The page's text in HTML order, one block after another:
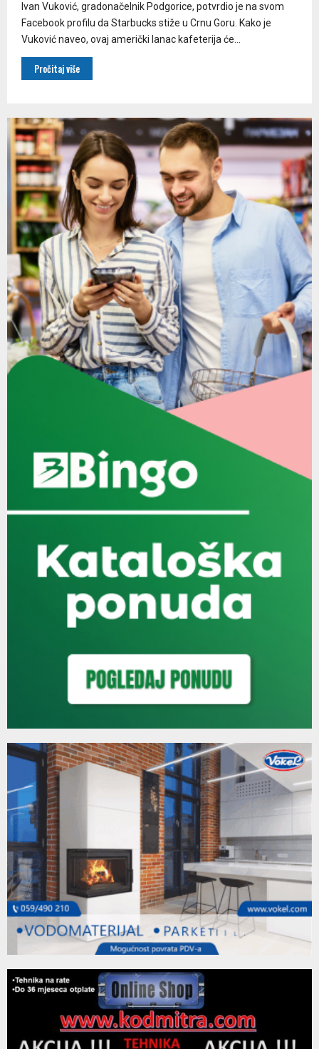
Ivan Vuković, gradonačelnik Podgorice, potvrdio je na svom
Facebook profilu da Starbucks stiže u Crnu Goru. Kako je
Vuković naveo, ovaj američki lanac kafeterija će...
Pročitaj više